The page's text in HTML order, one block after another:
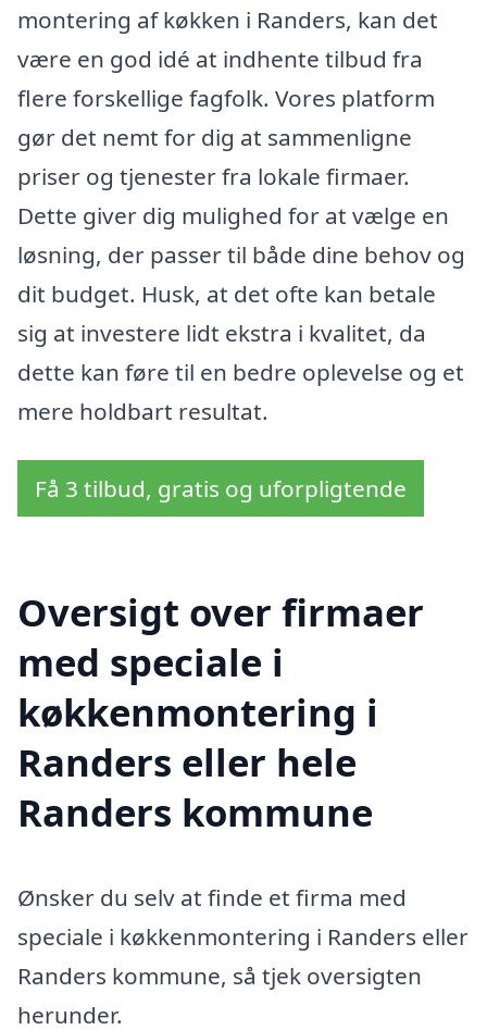
montering af køkken i Randers, kan det
være en god idé at indhente tilbud fra
flere forskellige fagfolk. Vores platform
gør det nemt for dig at sammenligne
priser og tjenester fra lokale firmaer.
Dette giver dig mulighed for at vælge en
løsning, der passer til både dine behov og
dit budget. Husk, at det ofte kan betale
sig at investere lidt ekstra i kvalitet, da
dette kan føre til en bedre oplevelse og et
mere holdbart resultat.
Få 3 tilbud, gratis og uforpligtende
Oversigt over firmaer
med speciale i
køkkenmontering i
Randers eller hele
Randers kommune
Ønsker du selv at finde et firma med
speciale i køkkenmontering i Randers eller
Randers kommune, så tjek oversigten
herunder.